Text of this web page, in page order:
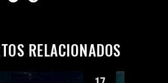
RELACIONADOS